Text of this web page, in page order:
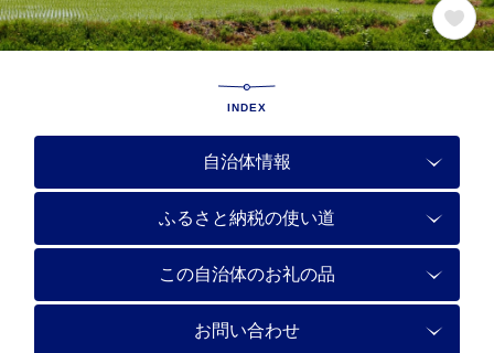
INDEX
自治体情報
ふるさと納税の使い道
この自治体のお礼の品
お問い合わせ